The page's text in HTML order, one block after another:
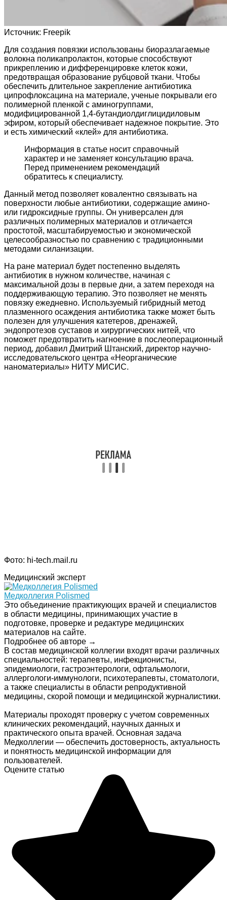
Источник: Freepik
Для создания повязки использованы биоразлагаемые
волокна поликапролактон, которые способствуют
прикреплению и дифференцировке клеток кожи,
предотвращая образование рубцовой ткани. Чтобы
обеспечить длительное закрепление антибиотика
ципрофлоксацина на материале, ученые покрывали его
полимерной пленкой с аминогруппами,
модифицированной 1,4-бутандиолдиглицидиловым
эфиром, который обеспечивает надежное покрытие. Это
и есть химический «клей» для антибиотика.
Информация в статье носит справочный
характер и не заменяет консультацию врача.
Перед применением рекомендаций
обратитесь к специалисту.
Данный метод позволяет ковалентно связывать на
поверхности любые антибиотики, содержащие амино-
или гидроксидные группы. Он универсален для
различных полимерных материалов и отличается
простотой, масштабируемостью и экономической
целесообразностью по сравнению с традиционными
методами силанизации.
На ране материал будет постепенно выделять
антибиотик в нужном количестве, начиная с
максимальной дозы в первые дни, а затем переходя на
поддерживающую терапию. Это позволяет не менять
повязку ежедневно. Используемый гибридный метод
плазменного осаждения антибиотика также может быть
полезен для улучшения катетеров, дренажей,
эндопротезов суставов и хирургических нитей, что
поможет предотвратить нагноение в послеоперационный
период, добавил Дмитрий Штанский, директор научно-
исследовательского центра «Неорганические
наноматериалы» НИТУ МИСИС.
Фото: hi-tech.mail.ru
Медицинский эксперт
Медколлегия Polismed
Это объединение практикующих врачей и специалистов
в области медицины, принимающих участие в
подготовке, проверке и редактуре медицинских
материалов на сайте.
Подробнее об авторе →
В состав медицинской коллегии входят врачи различных
специальностей: терапевты, инфекционисты,
эпидемиологи, гастроэнтерологи, офтальмологи,
аллергологи-иммунологи, психотерапевты, стоматологи,
а также специалисты в области репродуктивной
медицины, скорой помощи и медицинской журналистики.
Материалы проходят проверку с учетом современных
клинических рекомендаций, научных данных и
практического опыта врачей. Основная задача
Медколлегии — обеспечить достоверность, актуальность
и понятность медицинской информации для
пользователей.
Оцените статью